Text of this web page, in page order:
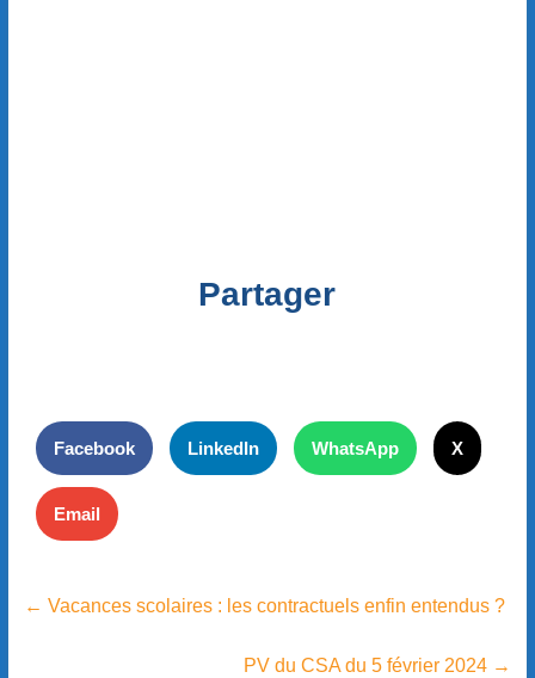
Partager
Facebook LinkedIn WhatsApp X
Email
← Vacances scolaires : les contractuels enfin entendus ?
PV du CSA du 5 février 2024 →